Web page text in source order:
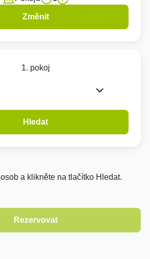
Změnit
1. pokoj
Hledat
a klikněte na tlačítko Hledat.